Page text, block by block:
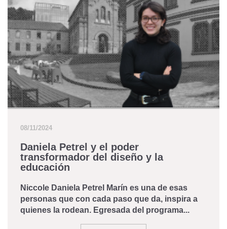
08/11/2024
Daniela Petrel y el poder
transformador del diseño y la
educación
Niccole Daniela Petrel Marín es una de esas
personas que con cada paso que da, inspira a
quienes la rodean. Egresada del programa...